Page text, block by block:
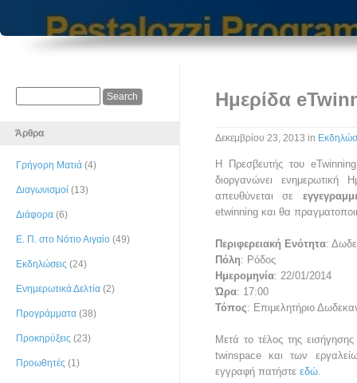
Άρθρα
Γρήγορη Ματιά (4)
Διαγωνισμοί (13)
Διάφορα (6)
Ε. Π. στο Νότιο Αιγαίο (49)
Εκδηλώσεις (24)
Ενημερωτικά Δελτία (2)
Προγράμματα (38)
Προκηρύξεις (23)
Προωθητές (1)
Ημερίδα
Δεκεμβρίου 23, 2013 in
Η Πρεσβευτής του
διοργανώνει
απευθύνεται σε
etwinning και θα
Περιφερειακή Ενότητα:
Πόλη: Ρόδος
Ημερομηνία: 22/01/2014
Ώρα: 17:00
Τόπος: Επιμελητήριο
Μετά το τέλος της
twinspace και των
εγγραφή πατήστε εδώ.